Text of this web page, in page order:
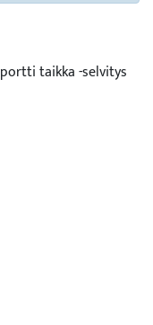
taikka -selvitys